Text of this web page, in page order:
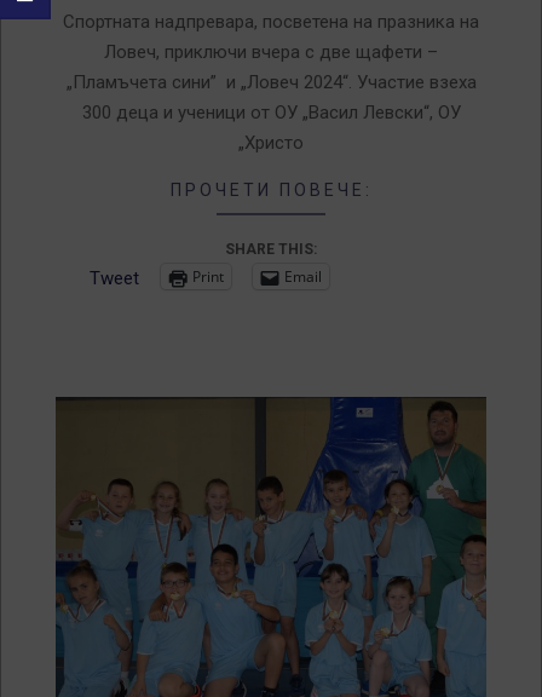
11
Спортната надпревара, посветена на празника на
Ловеч, приключи вчера с две щафети –
„Пламъчета сини” и „Ловеч 2024“. Участие взеха
300 деца и ученици от ОУ „Васил Левски“, ОУ
„Христо
ПРОЧЕТИ ПОВЕЧЕ:
SHARE THIS:
Tweet Print Email